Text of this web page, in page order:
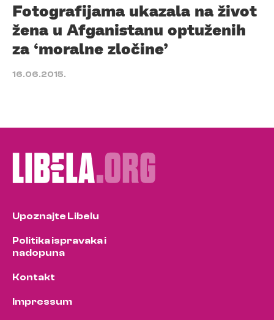
Fotografijama ukazala na život
žena u Afganistanu optuženih
za ‘moralne zločine’
16.06.2015.
Upoznajte Libelu
Politika ispravaka i
nadopuna
Kontakt
Impressum